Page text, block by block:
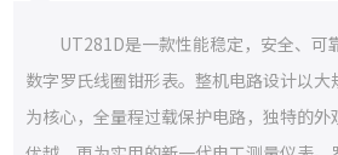
UT281D是一款性能稳定，安全、可
数字罗氏线圈钳形表。整机电路设计以
为核心，全量程过载保护电路，独特的